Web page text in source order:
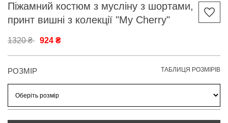
Піжамний костюм з мусліну з шортами,
принт вишні з колекції "My Cherry"
1320 ₴ 924 ₴
РОЗМІР ТАБЛИЦЯ РОЗМІРІВ